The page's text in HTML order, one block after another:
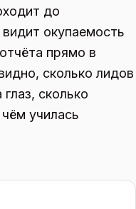
до
окупаемость
прямо в
сколько лидов
сколько
училась